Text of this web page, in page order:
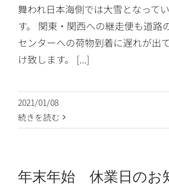
舞われ日本海側では大雪となって
す。 関東・関西への継走便も道路
センターへの荷物到着に遅れが出
け致します。 [...]
2021/01/08
続きを読む
年末年始 休業日のお